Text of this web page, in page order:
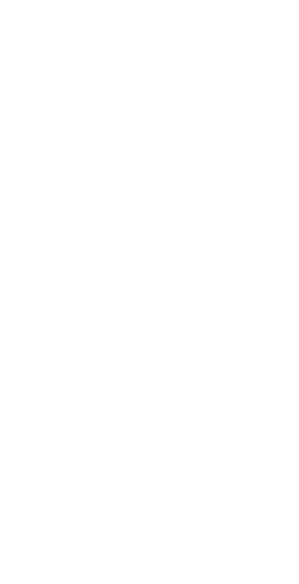
RD reafirma
inversión,
– ACN